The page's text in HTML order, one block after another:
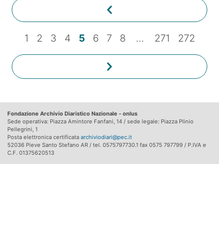
1 2 3 4 5 6 7 8 … 271 272
Fondazione Archivio Diaristico Nazionale - onlus
Sede operativa: Piazza Amintore Fanfani, 14 / sede legale: Piazza Plinio
Pellegrini, 1
Posta elettronica certificata archiviodiari@pec.it
52036 Pieve Santo Stefano AR / tel. 0575797730.1 fax 0575 797799 / P.IVA e
C.F. 01375620513